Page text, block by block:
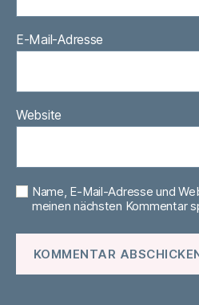
E-Mail-Adresse
Website
Name, E-Mail-Adresse und
meinen nächsten Kommentar